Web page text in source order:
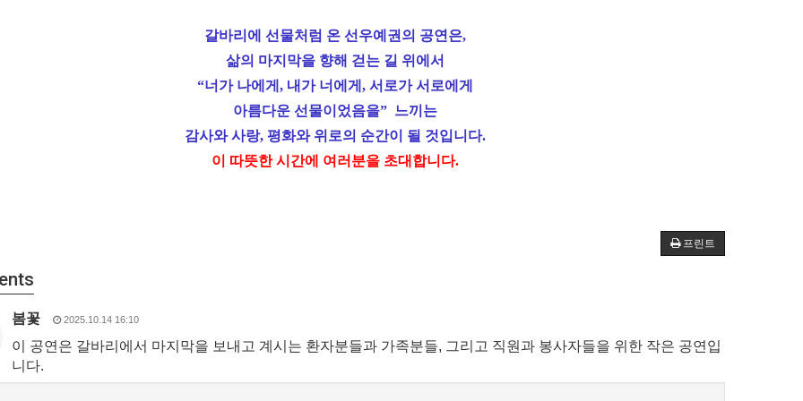
갈바리에 선물처럼 온 선우예권의 공연은,
삶의 마지막을 향해 걷는 길 위에서
“너가 나에게 , 내가 너에게 , 서로가 서로에게
아름다운 선물이었음을” 느끼는
감사와 사랑, 평화와 위로의 순간이 될 것입니다.
이 따뜻한 시간에 여러분을 초대합니다.
프린트
봄꽃 2025.10.14 16:10
이 공연은 갈바리에서 마지막을 보내고 계시는 환자분들과 가족분들, 그리고 직원과 봉사자들을 위한 작은 공연입
니다.